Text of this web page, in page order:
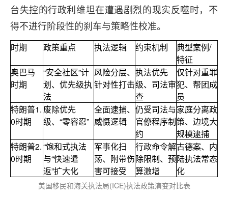
台失控的行政利维坦在遭遇剧烈的现实反噬时，不
得不进行阶段性的刹车与策略性校准。
时期 政策重点 执法逻辑 约束机制
典型案例/
特征
奥巴马
时期
“安全社区”计
划、优先级执
法
风险分层、
针对性打击
执法优先
级、司法审
查
仅针对重罪
犯、帮团成
员
特朗普1.
0时期
废除优先
级、“零容忍”
全面逮捕、
威慑逻辑
仍受司法与
官僚程序制
约
家庭分离政
策、边境大
规模逮捕
特朗普2.
0时期
“饱和式执法
与“快速遣
返”扩大化
军事化扫
荡、附带伤
害可接受
行政命令解
除限制、预
算激增
古德案、内
陆执法常态
化
美国移民和海关执法局(ICE)执法政策演变对比表